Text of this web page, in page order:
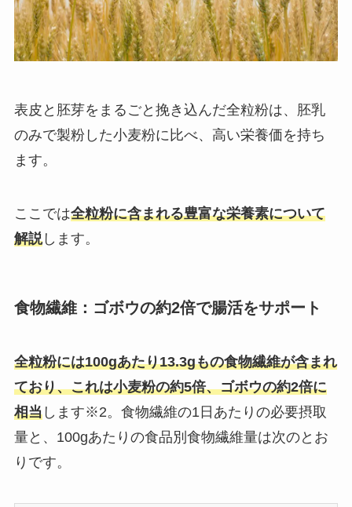
表皮と胚芽をまるごと挽き込んだ全粒粉は、胚乳
のみで製粉した小麦粉に比べ、高い栄養価を持ち
ます。
ここでは全粒粉に含まれる豊富な栄養素について
解説します。
食物繊維：ゴボウの約2倍で腸活をサポート
全粒粉には100gあたり13.3gもの食物繊維が含まれ
ており、これは小麦粉の約5倍、ゴボウの約2倍に
相当します※2。食物繊維の1日あたりの必要摂取
量と、100gあたりの食品別食物繊維量は次のとお
りです。